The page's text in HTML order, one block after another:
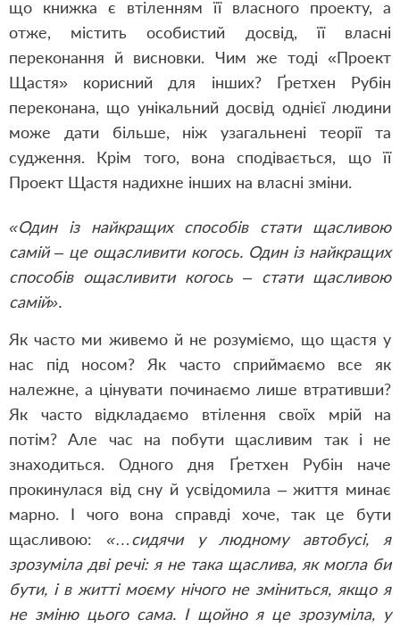
що книжка є втіленням її власного проекту, а
отже, містить особистий досвід, її власні
переконання й висновки. Чим же тоді «Проект
Щастя» корисний для інших? Ґретхен Рубін
переконана, що унікальний досвід однієї людини
може дати більше, ніж узагальнені теорії та
судження. Крім того, вона сподівається, що її
Проект Щастя надихне інших на власні зміни.
«Один із найкращих способів стати щасливою
самій – це ощасливити когось. Один із найкращих
способів ощасливити когось – стати щасливою
самій».
Як часто ми живемо й не розуміємо, що щастя у
нас під носом? Як часто сприймаємо все як
належне, а цінувати починаємо лише втративши?
Як часто відкладаємо втілення своїх мрій на
потім? Але час на побути щасливим так і не
знаходиться. Одного дня Ґретхен Рубін наче
прокинулася від сну й усвідомила – життя минає
марно. І чого вона справді хоче, так це бути
щасливою: «…сидячи у людному автобусі, я
зрозуміла дві речі: я не така щаслива, як могла би
бути, і в житті моєму нічого не зміниться, якщо я
не зміню цього сама. І щойно я це зрозуміла, у